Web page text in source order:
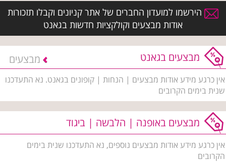
הירשמו למועדון החברים של אתר קניונים וקבלו תזכורות
אודות מבצעים וקולקציות חדשות בגאנט
מבצעים בגאנט מבצעים
אין כרגע מידע אודות מבצעים | הנחות | קופונים בגאנט. נא התעדכנו
שנית בימים הקרובים
מבצעים באופנה | הלבשה | ביגוד
אין כרגע מידע אודות מבצעים נוספים, נא התעדכנו שנית בימים
הקרובים